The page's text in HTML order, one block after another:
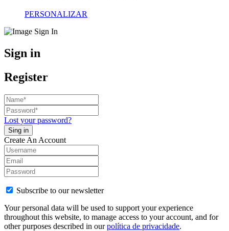
PERSONALIZAR
Sign in
Register
Lost your password?
Create An Account
Subscribe to our newsletter
Your personal data will be used to support your experience
throughout this website, to manage access to your account, and for
other purposes described in ourpolítica de privacidade.